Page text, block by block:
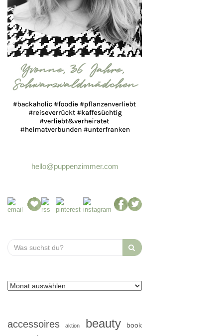
hello@puppenzimmer.com
Search
for:
accessoires aktion beauty book